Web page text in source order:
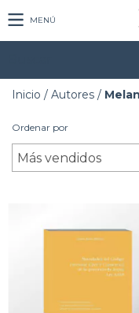
MENÚ
Inicio / Autores /
Ordenar por